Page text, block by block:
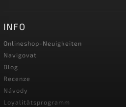
INFO
Onlineshop-Neuigkeiten
Navigovat
Blog
Recenze
Návody
Loyalitätsprogramm